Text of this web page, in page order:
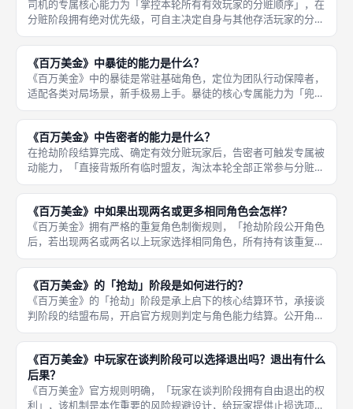
司机的专属核心能力为「掌控本轮所有有效玩家的分赃顺序」，在
分赃阶段拥有绝对优先级，可自主决定自身与其他存活玩家的分钱
先后，优先选取高额赃款，也可针对性限制对手的收益获取。《百
万美金》中的司机是核心常驻基础角色，定位为资源分配主导者，
拥有对局
《百万美金》中暴徒的能力是什么？
《百万美金》中的暴徒是常驻基础角色，定位为团队行动保障者，
适配各类对局场景，新手极易上手。暴徒的核心专属能力为「兜底
保障抢劫行动生效」，在多数玩家因角色重复、冲突失效的局势
下，只要暴徒自身未出现角色重复，即可稳定保留本轮的抢劫参与
资格，不会
《百万美金》中告密者的能力是什么？
在抢劫阶段结算完成、确定有效分赃玩家后，告密者可触发专属被
动能力，「直接背叛所有临时盟友，淘汰本轮全部正常参与分赃的
帮派成员」，让其他玩家的抢劫收益全部失效，彻底颠覆原有对局
局势。《百万美金》中的告密者是五人及以上对局解锁的高阶反转
型角色，
《百万美金》中如果出现两名或更多相同角色会怎样？
《百万美金》拥有严格的重复角色制衡规则，「抢劫阶段公开角色
后，若出现两名或两名以上玩家选择相同角色，所有持有该重复角
色的玩家本轮直接失效」，触发全员淘汰机制，彻底丧失本轮抢劫
与分赃资格，无论角色类型、站位、结盟情况如何，统一判定失
效，无任何
《百万美金》的「抢劫」阶段是如何进行的？
《百万美金》的「抢劫」阶段是承上启下的核心结算环节，承接谈
判阶段的结盟布局，开启官方规则判定与角色能力结算。公开角色
后，优先判定重复角色冲突、特殊角色能力生效情况，处理暴徒、
恶棍、司机、告密者、谋士的专属效果，淘汰失效玩家、筛选有效
参与抢劫
《百万美金》中玩家在谈判阶段可以选择退出吗？退出有什么
后果？
《百万美金》官方规则明确，「玩家在谈判阶段拥有自由退出的权
利」，该机制是本作重要的风险规避设计，给玩家提供止损选项，